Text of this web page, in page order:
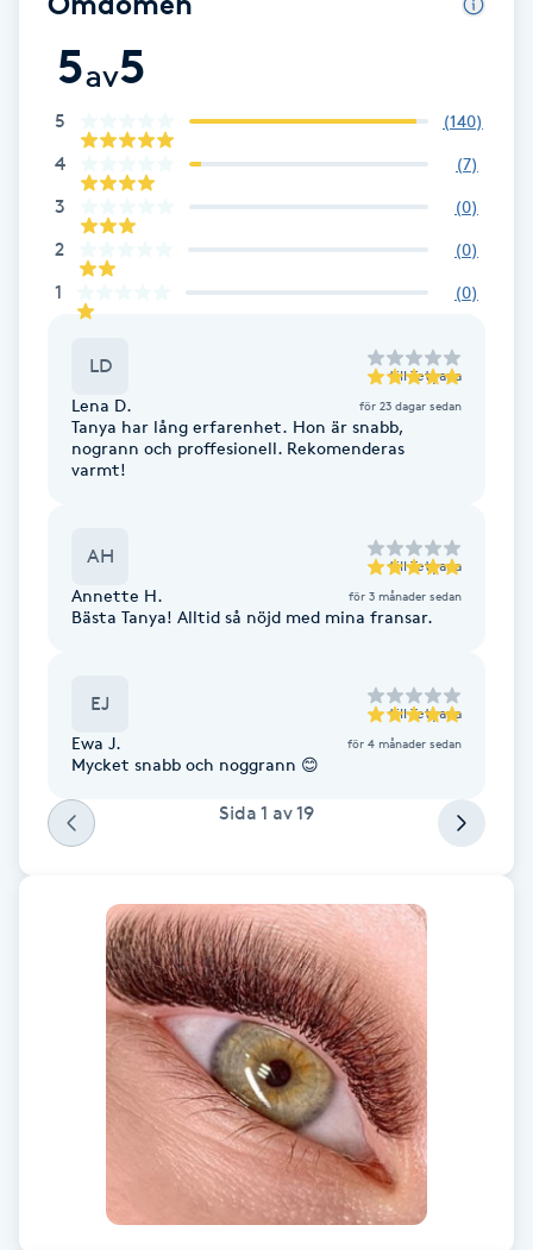
Fransrengöring
Frekvensterapi
Friskvård
Friskvårdsmassage
Funktionsanalys
Gelenaglar
Gellack med förstärkning
Gravidmassage
Gravidyoga
Gruppträning
Gua Sha-massage
Hatha Yoga
5av5
5 (140)
4 (7)
3 (0)
2 (0)
1 (0)
LD till Tetyana
Lena D. för 23 dagar sedan
Tanya har lång erfarenhet. Hon är snabb,
nogrann och proffesionell. Rekomenderas
varmt!
AH till Tetyana
Annette H. för 3 månader sedan
Bästa Tanya! Alltid så nöjd med mina fransar.
EJ till Tetyana
Ewa J. för 4 månader sedan
Mycket snabb och noggrann 😊
Sida 1 av19